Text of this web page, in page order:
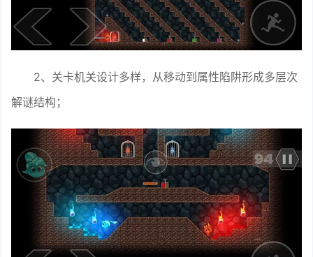
2、关卡机关设计多样，从移动到属性陷阱形成多层次
解谜结构；